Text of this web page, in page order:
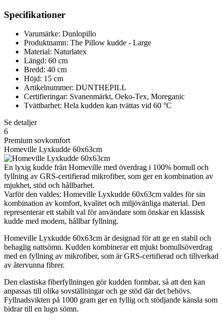
Specifikationer
Varumärke: Dunlopillo
Produktnamn: The Pillow kudde - Large
Material: Naturlatex
Längd: 60 cm
Bredd: 40 cm
Höjd: 15 cm
Artikelnummer: DUNTHEPILL
Certifieringar: Svanenmärkt, Oeko-Tex, Moreganic
Tvättbarhet: Hela kudden kan tvättas vid 60 °C
Se detaljer
6
Premium sovkomfort
Homeville Lyxkudde 60x63cm
En lyxig kudde från Homeville med överdrag i 100% bomull och
fyllning av GRS-certifierad mikrofiber, som ger en kombination av
mjukhet, stöd och hållbarhet.
Varför den valdes: Homeville Lyxkudde 60x63cm valdes för sin
kombination av komfort, kvalitet och miljövänliga material. Den
representerar ett stabilt val för användare som önskar en klassisk
kudde med modern, hållbar fyllning.
Homeville Lyxkudde 60x63cm är designad för att ge en stabil och
behaglig nattsömn. Kudden kombinerar ett mjukt bomullsöverdrag
med en fyllning av mikrofiber, som är GRS-certifierad och tillverkad
av återvunna fibrer.
Den elastiska fiberfyllningen gör kudden formbar, så att den kan
anpassas till olika sovställningar och ge stöd där det behövs.
Fyllnadsvikten på 1000 gram ger en fyllig och stödjande känsla som
bidrar till en lugn sömn.